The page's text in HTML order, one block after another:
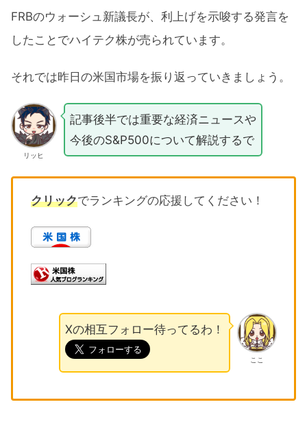
FRBのウォーシュ新議長が、利上げを示唆する発言を
したことでハイテク株が売られています。
それでは昨日の米国市場を振り返っていきましょう。
リッヒ
記事後半では重要な経済ニュースや
今後のS&P500について解説するで
クリックでランキングの応援してください！
ここ
Xの相互フォロー待ってるわ！